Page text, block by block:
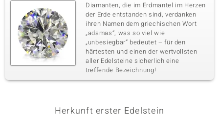
Diamanten, die im Erdmantel im Herzen
der Erde entstanden sind, verdanken
ihren Namen dem griechischen Wort
„adamas“, was so viel wie
„unbesiegbar“ bedeutet – für den
härtesten und einen der wertvollsten
aller Edelsteine sicherlich eine
treffende Bezeichnung!
Herkunft erster Edelstein